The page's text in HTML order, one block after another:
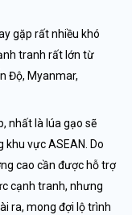
gặp rất nhiều khó
tranh rất lớn từ
Độ, Myanmar,
nhất là lúa gạo sẽ
vực ASEAN. Do
cao cần được hỗ trợ
cạnh tranh, nhưng
ra, mong đợi lộ trình